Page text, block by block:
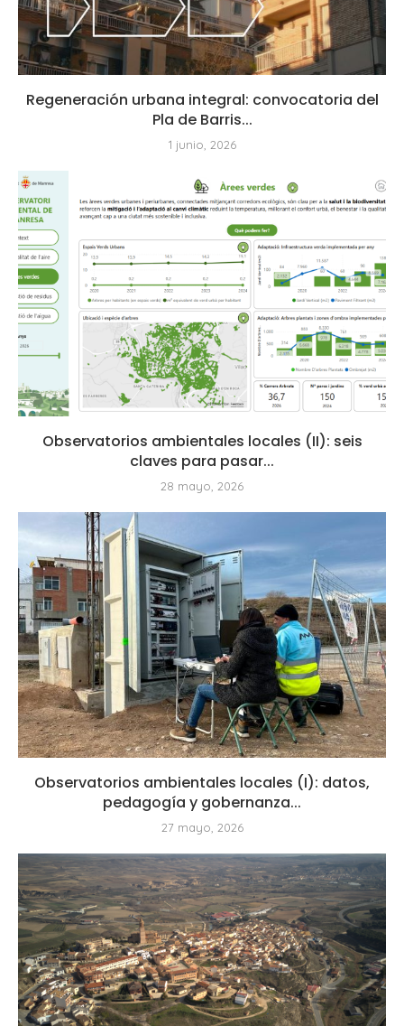
Regeneración urbana integral: convocatoria del
Pla de Barris...
1 junio, 2026
Observatorios ambientales locales (II): seis
claves para pasar...
28 mayo, 2026
Observatorios ambientales locales (I): datos,
pedagogía y gobernanza...
27 mayo, 2026